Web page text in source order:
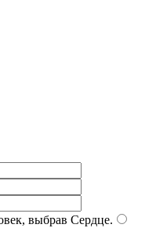
выбрав Сердце.